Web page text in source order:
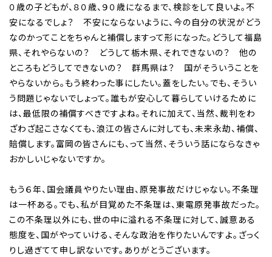
０歳の子どもが、８０歳、９０歳になるまで、検診をして良いよ。不
安になるでしょ？ 不安にならないように、今の自分の状況がどう
なのかってことをちゃんと補償しますって形になった。どうして福島
県、それやらないの？ どうして栃木県、それできないの？ 他の
ところもどうしてできないの？ 群馬県は？ 国がそういうことを
やらないから。もう終わった事にしたい。蓋をしたい。でも、そうい
う問題じゃないでしょって。誰もが安心して暮らしていけるために
は、最低限の補償すべきですよね。それに加えて、当然、裁判をわ
ざわざ起こさなくても、浪江の皆さんに対しても、未来永劫、補償、
賠償します。富岡の皆さんにも、って当然、そういう話にならなきゃ
おかしいじゃないですか。
もう６年、国会議員やりたい理由、原発事故だけじゃない。不条理
は一杯ある。でも、私が目覚めた不条理は、東電原発事故だった。
この不条理以外にも、世の中に溢れる不条理に対して、誠意ある
態度を、国がやっていける、そんな政治を作りたいんですよ。ざっく
りし過ぎてて申し訳ないです。ありがとうございます。